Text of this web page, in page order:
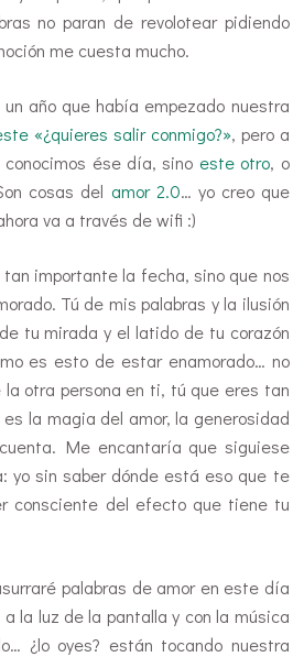
no paran de revolotear pidiendo
me cuesta mucho.
año que había empezado nuestra
«¿quieres salir conmigo?», pero a
ése día, sino este otro, o
cosas del amor 2.0… yo creo que
va a través de wifi :)
importante la fecha, sino que nos
Tú de mis palabras y la ilusión
tu mirada y el latido de tu corazón
es esto de estar enamorado… no
la otra persona en ti, tú que eres tan
la magia del amor, la generosidad
Me encantaría que siguiese
yo sin saber dónde está eso que te
consciente del efecto que tiene tu
palabras de amor en este día
la luz de la pantalla y con la música
¿lo oyes? están tocando nuestra